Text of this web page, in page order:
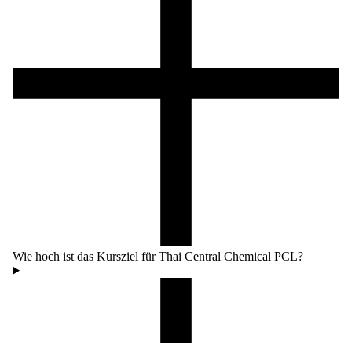
Wie hoch ist das Kursziel für Thai Central Chemical PCL?